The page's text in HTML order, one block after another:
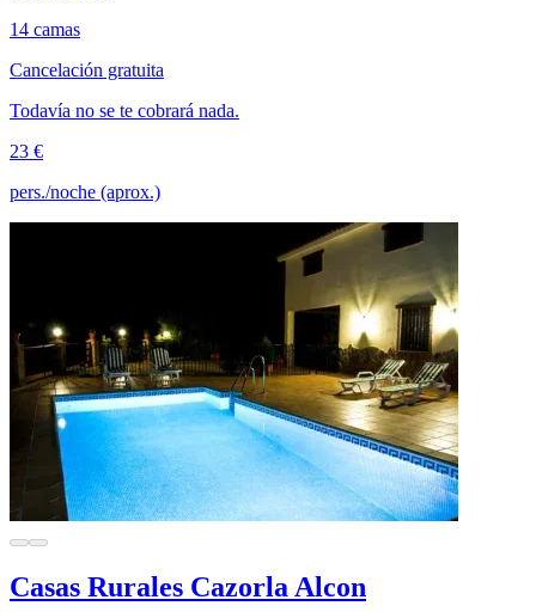
14 camas
Cancelación gratuita
Todavía no se te cobrará nada.
23 €
pers./noche (aprox.)
Casas Rurales Cazorla Alcon